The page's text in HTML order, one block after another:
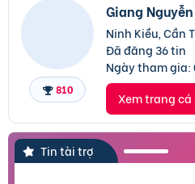
810
Giang Nguyễn
Ninh Kiều, Cần
Đã đăng 36 tin
Ngày tham gia:
Xem trang cá
Tin tài trợ